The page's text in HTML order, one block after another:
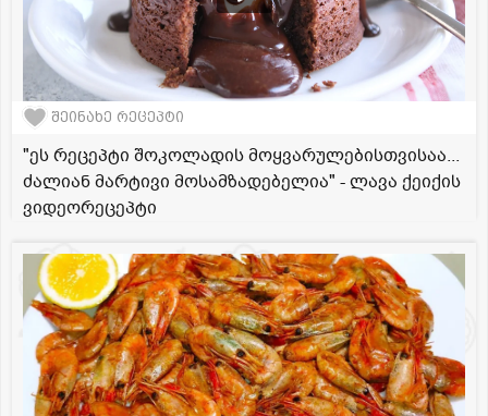
შეინახე რეცეპტი
"ეს რეცეპტი შოკოლადის მოყვარულებისთვისაა...
ძალიან მარტივი მოსამზადებელია" - ლავა ქეიქის
ვიდეორეცეპტი